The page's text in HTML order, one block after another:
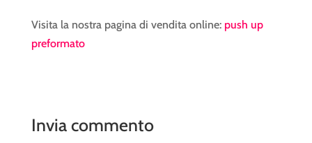
Visita la nostra pagina di vendita online: push up
preformato
Invia commento